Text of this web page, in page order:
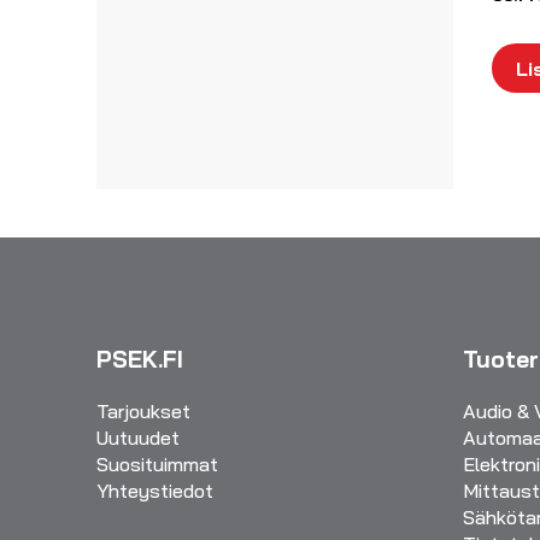
PSEK.FI
Tarjoukset
Uutuudet
Suosituimmat
Yhteystiedot
Audio &